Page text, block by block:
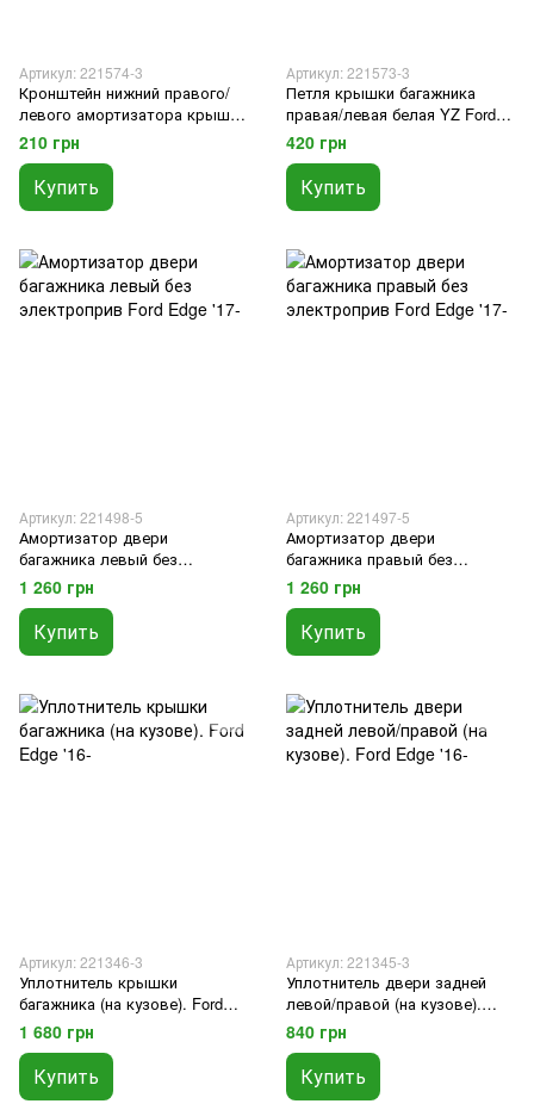
Артикул: 221574-3
Кронштейн нижний правого/
левого амортизатора крышки
багажника Ford Edge '15-
210 грн
Купить
Артикул: 221573-3
Петля крышки багажника
правая/левая белая YZ Ford
Edge '15-'18
420 грн
Купить
Артикул: 221498-5
Амортизатор двери
багажника левый без
электроприв Ford Edge '17-
1 260 грн
Купить
Артикул: 221497-5
Амортизатор двери
багажника правый без
электроприв Ford Edge '17-
1 260 грн
Купить
Артикул: 221346-3
Уплотнитель крышки
багажника (на кузове). Ford
Edge '16-
1 680 грн
Купить
Артикул: 221345-3
Уплотнитель двери задней
левой/правой (на кузове).
Ford Edge '16-
840 грн
Купить